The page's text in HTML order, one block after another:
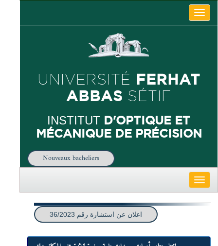
Toggle
UNIVERSITÉ FERHAT
ABBAS SÉTIF
INSTITUT D'OPTIQUE ET
MÉCANIQUE DE PRÉCISION
Nouveaux bacheliers
Toggle
اعلان عن استشارة رقم 36/2023